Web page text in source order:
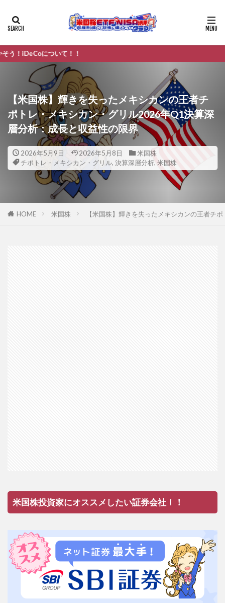
ついて！！
【米国株】輝きを失ったメキシカンの王者チ
ポトレ・メキシカン・グリル2026年Q1決算深
層分析：成長と収益性の限界
2026年5月9日 2026年5月8日
米国株
チポトレ・メキシカン・グリル, 決算深層分析, 米国株
HOME 米国株 【米国株】輝きを失ったメキシカンの王者チ
米国株投資家にオススメしたい証券会社！！